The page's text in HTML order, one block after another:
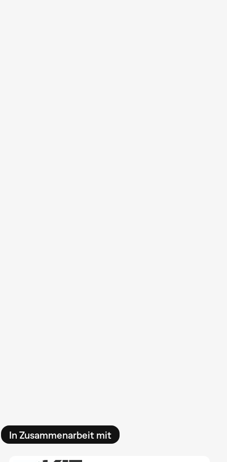
In Zusammenarbeit mit